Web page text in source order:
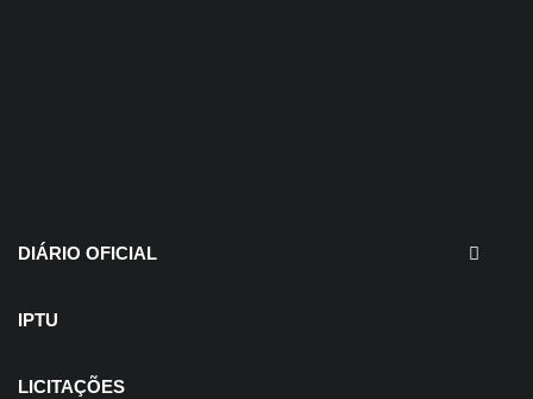
Processo Seletivo
DIÁRIO OFICIAL
IPTU
LICITAÇÕES